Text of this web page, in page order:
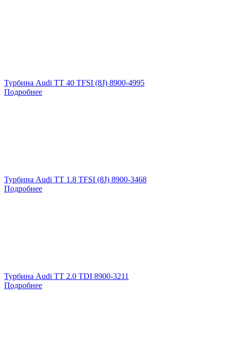
Турбина Audi TT 40 TFSI (8J) 8900-4995
Подробнее
Турбина Audi TT 1.8 TFSI (8J) 8900-3468
Подробнее
Турбина Audi TT 2.0 TDI 8900-3211
Подробнее